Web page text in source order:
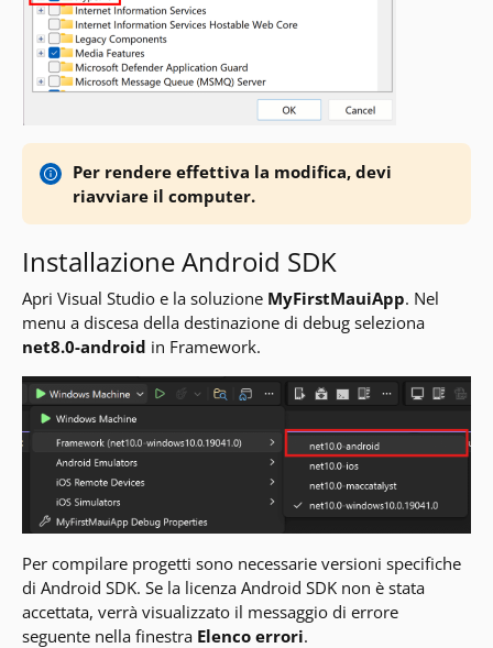
Per rendere effettiva la modifica, devi
riavviare il computer.
Installazione Android SDK
Apri Visual Studio e la soluzione MyFirstMauiApp. Nel
menu a discesa della destinazione di debug seleziona
net8.0-android in Framework.
Per compilare progetti sono necessarie versioni specifiche
di Android SDK. Se la licenza Android SDK non è stata
accettata, verrà visualizzato il messaggio di errore
seguente nella finestra Elenco errori.